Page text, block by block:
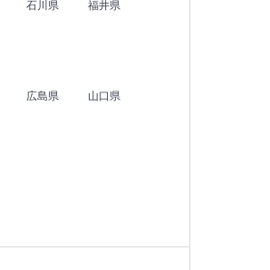
石川県 福井県
広島県 山口県